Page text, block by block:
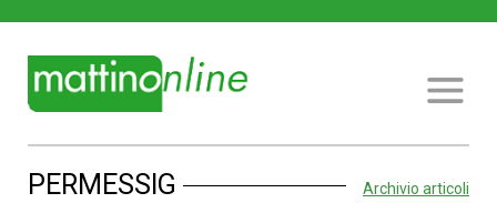
PERMESSIG Archivio articoli